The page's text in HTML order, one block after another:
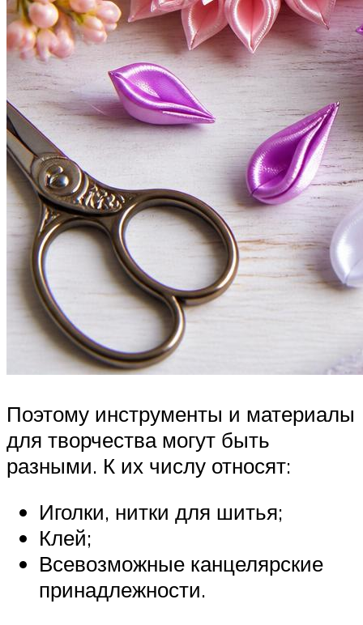
Поэтому инструменты и материалы
для творчества могут быть
разными. К их числу относят:
Иголки, нитки для шитья;
Клей;
Всевозможные канцелярские
принадлежности.